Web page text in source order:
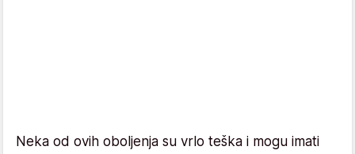
Neka od ovih oboljenja su vrlo teška i mogu imati